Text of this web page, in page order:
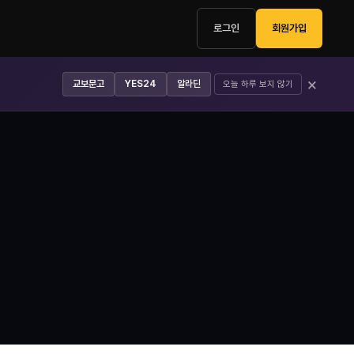
로그인 회원가입
교보문고 YES24 알라딘 오늘 하루 보지 않기 ×